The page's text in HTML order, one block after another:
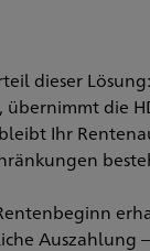
dieser
die
Ihr
Auszahlung